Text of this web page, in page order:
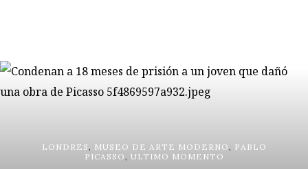
LONDRES MUSEO DE ARTE MODERNO
PABLO
PICASSO
ULTIMO MOMENTO